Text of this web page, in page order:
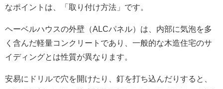
なポイントは、「取り付け方法」です。
ヘーベルハウスの外壁（ALCパネル）は、内部に気泡を多
く含んだ軽量コンクリートであり、一般的な木造住宅のサ
イディングとは性質が異なります。
安易にドリルで穴を開けたり、釘を打ち込んだりすると、